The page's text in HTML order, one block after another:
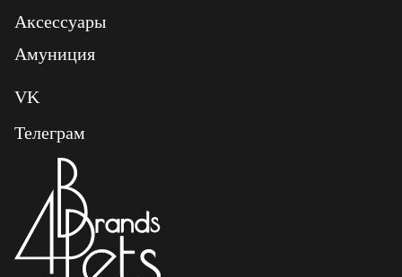
Аксессуары
Амуниция
VK
Телеграм